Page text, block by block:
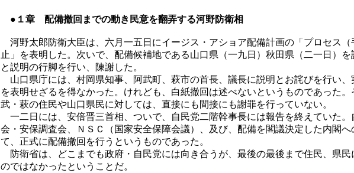
●１章 配備撤回までの動き民意を翻弄する河野防衛相
河野太郎防衛大臣は、六月一五日にイージス・アショア配備計画の「プロセス（
止」を表明した。次いで、配備候補地である山口県（一九日）秋田県（二一日）
と説明の行脚を行い、陳謝した。
山口県庁には、村岡県知事、阿武町、萩市の首長、議長に説明とお詫びを行い、
を表明せざるを得なかった。けれども、白紙撤回は述べないというものであった。
武・萩の住民や山口県民に対しては、直接にも間接にも謝罪を行っていない。
一二日には、安倍晋三首相、ついで、自民党二階幹事長には報告を終えていた。
会・安保調査会、ＮＳＣ（国家安全保障会議）、及び、配備を閣議決定した内閣へ
て、正式に配備撤回を行うというものであった。
防衛省は、どこまでも政府・自民党には向き合うが、最後の最後まで住民、県民
のではなかったということだ。